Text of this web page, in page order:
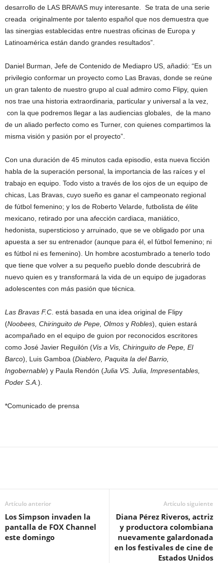
desarrollo de LAS BRAVAS muy interesante. Se trata de una serie
creada originalmente por talento español que nos demuestra que
las sinergias establecidas entre nuestras oficinas de Europa y
Latinoamérica están dando grandes resultados”.
Daniel Burman, Jefe de Contenido de Mediapro US, añadió: “Es un
privilegio conformar un proyecto como Las Bravas, donde se reúne
un gran talento de nuestro grupo al cual admiro como Flipy, quien
nos trae una historia extraordinaria, particular y universal a la vez,
con la que podremos llegar a las audiencias globales, de la mano
de un aliado perfecto como es Turner, con quienes compartimos la
misma visión y pasión por el proyecto”.
Con una duración de 45 minutos cada episodio, esta nueva ficción
habla de la superación personal, la importancia de las raíces y el
trabajo en equipo. Todo visto a través de los ojos de un equipo de
chicas, Las Bravas, cuyo sueño es ganar el campeonato regional
de fútbol femenino; y los de Roberto Velarde, futbolista de élite
mexicano, retirado por una afección cardiaca, maniático,
hedonista, supersticioso y arruinado, que se ve obligado por una
apuesta a ser su entrenador (aunque para él, el fútbol femenino; ni
es fútbol ni es femenino). Un hombre acostumbrado a tenerlo todo
que tiene que volver a su pequeño pueblo donde descubrirá de
nuevo quien es y transformará la vida de un equipo de jugadoras
adolescentes con más pasión que técnica.
Las Bravas F.C . está basada en una idea original de Flipy
(Noobees, Chiringuito de Pepe, Olmos y Robles), quien estará
acompañado en el equipo de guion por reconocidos escritores
como José Javier Reguilón (Vis a Vis, Chiringuito de Pepe, El
Barco), Luis Gamboa (Diablero, Paquita la del Barrio,
Ingobernable) y Paula Rendón (Julia VS. Julia, Impresentables,
Poder S.A. ).
*Comunicado de prensa
Artículo anterior
Los Simpson invaden la
pantalla de FOX Channel
este domingo
Artículo siguiente
Diana Pérez Riveros, actriz
y productora colombiana
nuevamente galardonada
en los festivales de cine de
Estados Unidos